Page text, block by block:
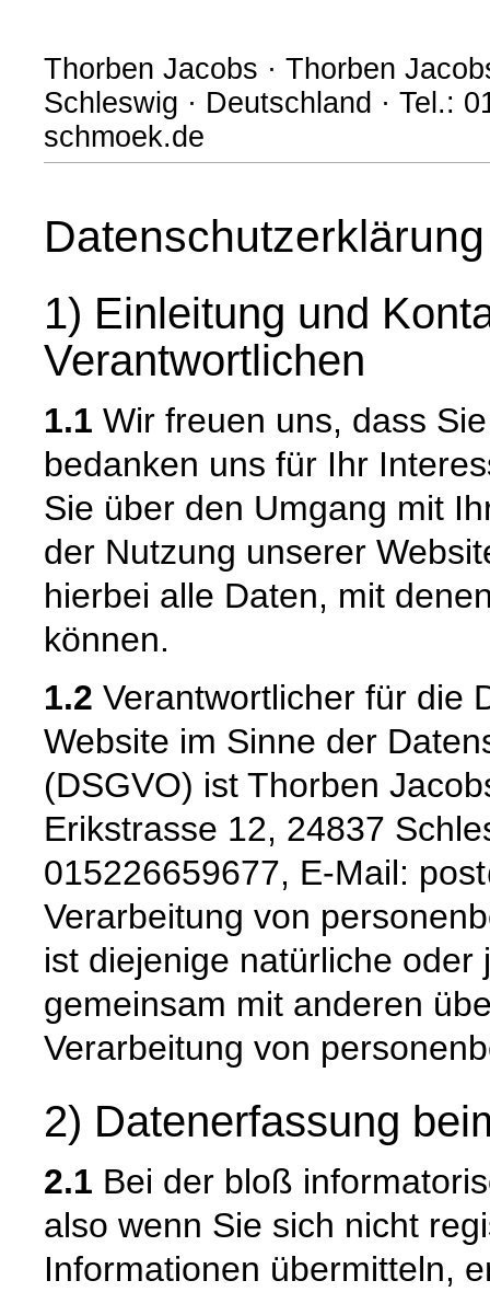
Thorben Jacobs · Thorben
Schleswig · Deutschland · Tel.:
schmoek.de
Datenschutzerklärung
1) Einleitung und
Verantwortlichen
1.1 Wir freuen uns, dass
bedanken uns für Ihr
Sie über den Umgang mit
der Nutzung unserer
hierbei alle Daten, mit
können.
1.2 Verantwortlicher für die
Website im Sinne der
(DSGVO) ist Thorben
Erikstrasse 12, 24837
015226659677, E-Mail:
Verarbeitung von
ist diejenige natürliche
gemeinsam mit anderen
Verarbeitung von
2) Datenerfassung
2.1 Bei der bloß
also wenn Sie sich nicht
Informationen übermitteln,